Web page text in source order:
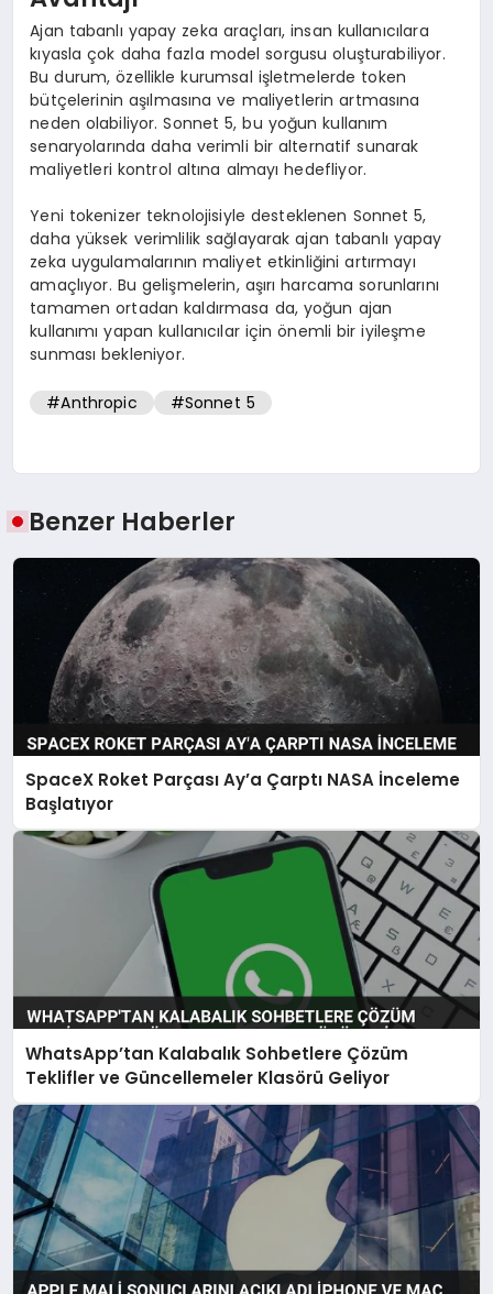
Ajan tabanlı yapay zeka araçları, insan kullanıcılara
kıyasla çok daha fazla model sorgusu oluşturabiliyor.
Bu durum, özellikle kurumsal işletmelerde token
bütçelerinin aşılmasına ve maliyetlerin artmasına
neden olabiliyor. Sonnet 5, bu yoğun kullanım
senaryolarında daha verimli bir alternatif sunarak
maliyetleri kontrol altına almayı hedefliyor.
Yeni tokenizer teknolojisiyle desteklenen Sonnet 5,
daha yüksek verimlilik sağlayarak ajan tabanlı yapay
zeka uygulamalarının maliyet etkinliğini artırmayı
amaçlıyor. Bu gelişmelerin, aşırı harcama sorunlarını
tamamen ortadan kaldırmasa da, yoğun ajan
kullanımı yapan kullanıcılar için önemli bir iyileşme
sunması bekleniyor.
#Anthropic #Sonnet 5
Benzer Haberler
SpaceX Roket Parçası Ay’a Çarptı NASA İnceleme
Başlatıyor
WhatsApp’tan Kalabalık Sohbetlere Çözüm
Teklifler ve Güncellemeler Klasörü Geliyor